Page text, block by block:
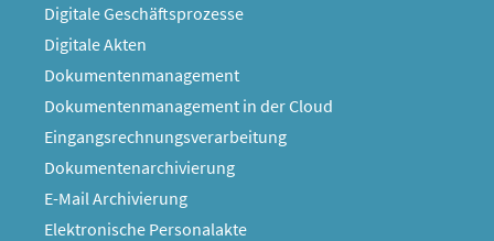
Digitale Geschäftsprozesse
Digitale Akten
Dokumentenmanagement
Dokumentenmanagement in der Cloud
Eingangsrechnungsverarbeitung
Dokumentenarchivierung
E-Mail Archivierung
Elektronische Personalakte